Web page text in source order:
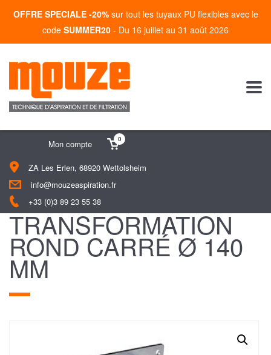
OFFRE SPECIALE -20% sur tout les tuyaux PU flexibles avec le
code SUMMER20 - Du 16 juillet au 31 août 2026
ZA Les Erlen, 68920 Wettolsheim
info@mouzeaspiration.fr
+33 (0)3 89 23 55 38
Mon compte 0
TRANSFORMATION
ROND CARRÉ Ø 140
MM